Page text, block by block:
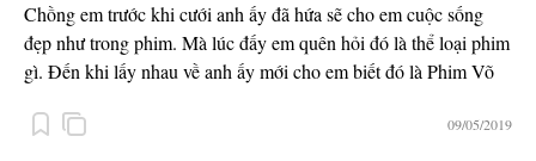
Chồng em trước khi cưới anh ấy đã hứa sẽ cho em cuộc sống
đẹp như trong phim. Mà lúc đấy em quên hỏi đó là thể loại phim
gì. Đến khi lấy nhau về anh ấy mới cho em biết đó là Phim Võ
09/05/2019